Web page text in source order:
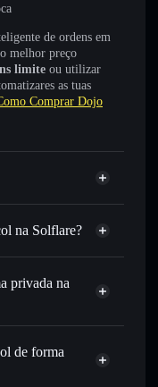
de ordens em
melhor preço
limite ou utilizar
as tuas
Comprar Dojo
na Solflare?
por SOL,
com
ao teu
privada na
de Privacidade
de forma